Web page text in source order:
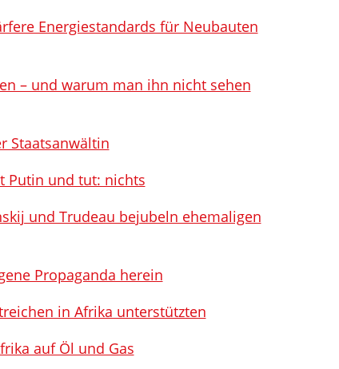
Energiestandards für Neubauten
– und warum man ihn nicht sehen
Staatsanwältin
Putin und tut: nichts
und Trudeau bejubeln ehemaligen
Propaganda herein
in Afrika unterstützten
auf Öl und Gas